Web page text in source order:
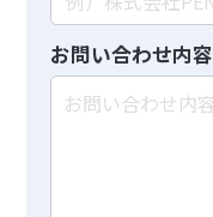
お問い合わせ内容